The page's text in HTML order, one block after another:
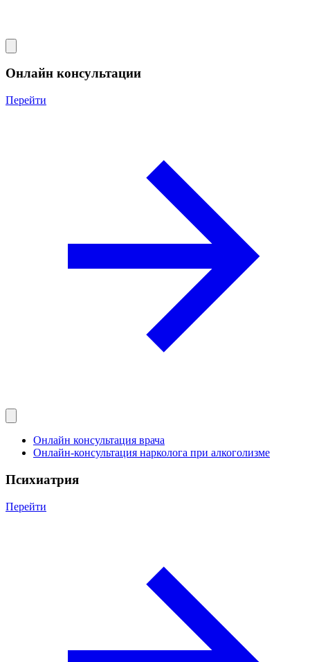
Онлайн консультации
Перейти
Онлайн консультация врача
Онлайн-консультация нарколога при алкоголизме
Психиатрия
Перейти